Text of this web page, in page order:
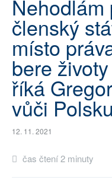
ROZHOVORY
TÉMATA
NEJČTENĚJŠÍ ZA 7 DNÍ
AUTOŘI
PŘÍSPĚVKY NA PROVOZ
SOCIÁLNÍ SÍTĚ
členský
místo
bere
říká
vůči Polsku
12. 11. 2021
čas čtení 2 minuty